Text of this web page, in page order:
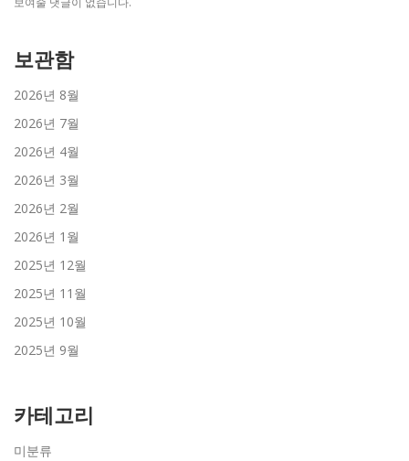
보관함
2026년 8월
2026년 7월
2026년 4월
2026년 3월
2026년 2월
2026년 1월
2025년 12월
2025년 11월
2025년 10월
2025년 9월
카테고리
미분류